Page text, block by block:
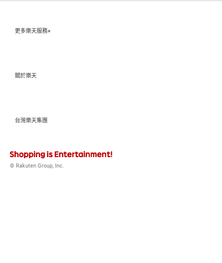
更多樂天服務+
關於樂天
台灣樂天集團
© Rakuten Group, Inc.